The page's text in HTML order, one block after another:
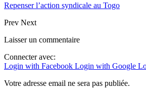
Repenser l’action syndicale au Togo
Prev Next
Laisser un commentaire
Connecter avec:
Login with Facebook Login with Google
Votre adresse email ne sera pas publiée.